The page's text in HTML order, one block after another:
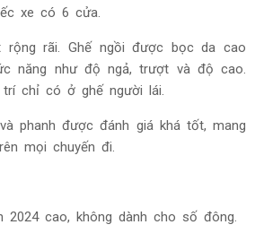
xe có 6 cửa.
rộng rãi. Ghế ngồi được bọc da cao
năng như độ ngả, trượt và độ cao.
chỉ có ở ghế người lái.
phanh được đánh giá khá tốt, mang
mọi chuyến đi.
2024 cao, không dành cho số đông.